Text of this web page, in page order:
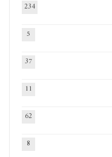
234
5
37
11
62
8